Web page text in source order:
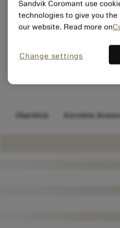
Überblick Korrekte
Sandvik Coromant use
technologies to give you
our website. Read more on
Change settings